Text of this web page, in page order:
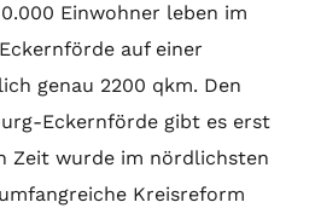
Einwohner leben im
auf einer
genau 2200 qkm. Den
Eckernförde gibt es erst
Zeit wurde im nördlichsten
Kreisreform